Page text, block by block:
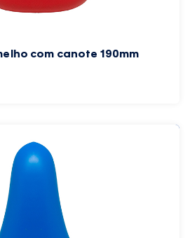
com canote 190mm